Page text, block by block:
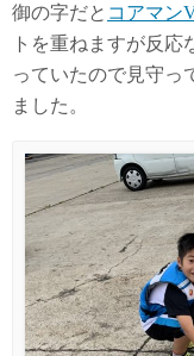
御の字だと コアマン
トを重ねますが反
っていたので見守っ
ました。